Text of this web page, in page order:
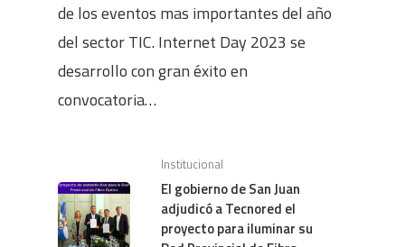
de los eventos mas importantes del año
del sector TIC. Internet Day 2023 se
desarrollo con gran éxito en
convocatoria…
Institucional
El gobierno de San Juan
adjudicó a Tecnored el
proyecto para iluminar su